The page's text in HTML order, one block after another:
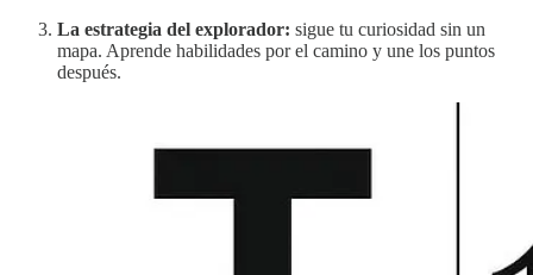
La estrategia del explorador: sigue tu curiosidad sin un
mapa. Aprende habilidades por el camino y une los puntos
después.